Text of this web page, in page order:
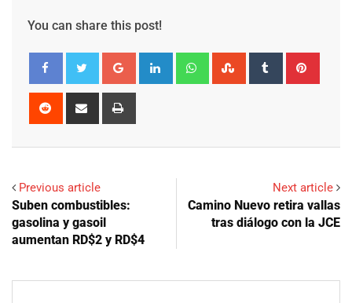
You can share this post!
Google+ LinkedIn WhatsappStumbleUpon
Tumblr
Reddit
Share
Previous article
Suben combustibles:
gasolina y gasoil
aumentan RD$2 y RD$4
Next article
Camino Nuevo retira vallas
tras diálogo con la JCE